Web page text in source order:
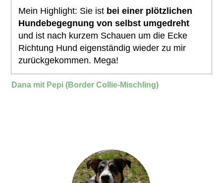
Mein Highlight: Sie ist bei einer plötzlichen
Hundebegegnung von selbst umgedreht
und ist nach kurzem Schauen um die Ecke
Richtung Hund eigenständig wieder zu mir
zurückgekommen. Mega!
Dana mit Pepi (Border Collie-Mischling)